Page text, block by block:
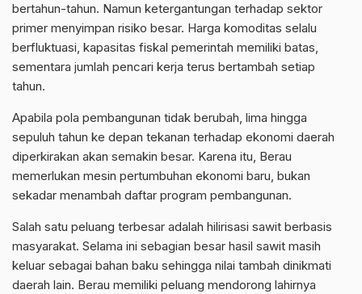
bertahun-tahun. Namun ketergantungan terhadap sektor
primer menyimpan risiko besar. Harga komoditas selalu
berfluktuasi, kapasitas fiskal pemerintah memiliki batas,
sementara jumlah pencari kerja terus bertambah setiap
tahun.
Apabila pola pembangunan tidak berubah, lima hingga
sepuluh tahun ke depan tekanan terhadap ekonomi daerah
diperkirakan akan semakin besar. Karena itu, Berau
memerlukan mesin pertumbuhan ekonomi baru, bukan
sekadar menambah daftar program pembangunan.
Salah satu peluang terbesar adalah hilirisasi sawit berbasis
masyarakat. Selama ini sebagian besar hasil sawit masih
keluar sebagai bahan baku sehingga nilai tambah dinikmati
daerah lain. Berau memiliki peluang mendorong lahirnya